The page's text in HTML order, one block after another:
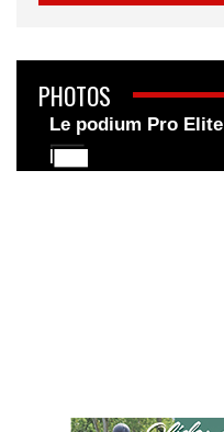
PHOTOS
Le podium Pro Elite